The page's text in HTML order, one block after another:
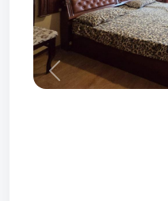
Prev